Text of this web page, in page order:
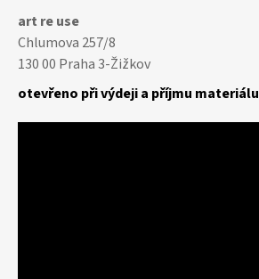
art re use
Chlumova 257/8
130 00 Praha 3-Žižkov
otevřeno při výdeji a příjmu materiálu